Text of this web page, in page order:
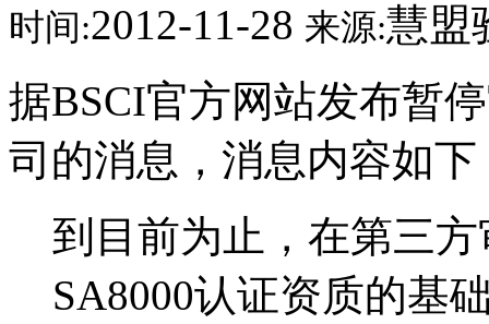
时间:2012-11-28 来源:慧盟
据BSCI官方网站发布暂
司的消息，消息内容如下
到目前为止，在第三
SA8000认证资质的基